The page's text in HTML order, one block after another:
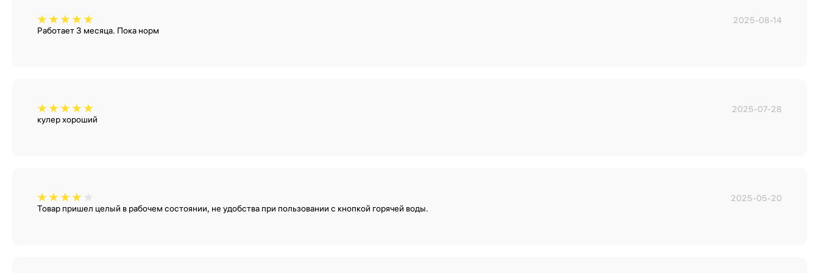
2025-08-14
Работает 3 месяца. Пока норм
2025-07-28
кулер хороший
2025-05-20
Товар пришел целый в рабочем состоянии, не удобства при пользовании с кнопкой горячей воды.
Подпишитесь на рассылку